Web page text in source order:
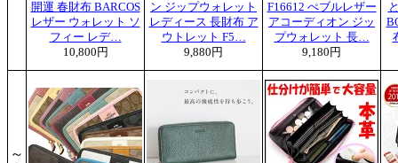
開運 春財布 BARCOS
レザー ウォレット ソ
フィー レデ…
10,800円
ン ジップウォレット
レディース 長財布 ア
ウトレット F5…
9,880円
F16612 ぺブルレザー
アコーディオン ジッ
プウォレット 長…
9,180円
～